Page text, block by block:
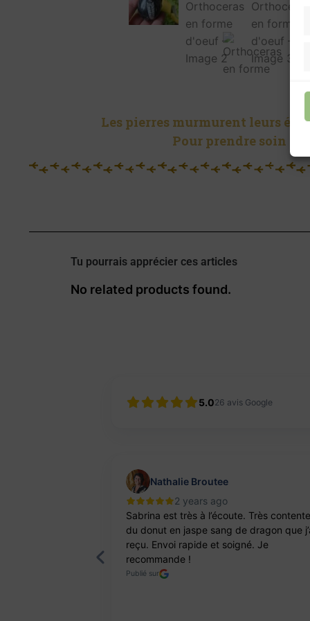
Les pierres murmurent leurs
Pour prendre soin
Tu pourrais apprécier ces articles
No related products found.
5.026 avis Google
Nathalie Broutee
2 years ago
Sabrina est très à l’écoute. Très contente
du donut en jaspe sang de dragon que
reçu. Envoi rapide et soigné. Je
recommande !
Publié sur